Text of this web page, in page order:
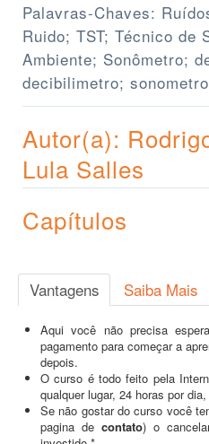
Palavras-Chaves:
Ruido; TST; Técnico de
Ambiente; Sonômetro;
decibilimetro;
Autor(a):
Lula Salles
Capítulos
Vantagens Saiba Mais
Aqui você não precisa
pagamento para começar a
depois.
O curso é todo feito pela
qualquer lugar, 24 horas por
Se não gostar do curso você
pagina de contato) o